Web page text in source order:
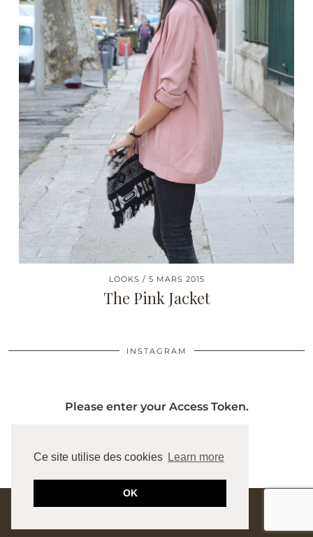
Ce site utilise des cookies Learn more
OK
LOOKS 5 MARS 2015
The Pink Jacket
INSTAGRAM
Please enter your Access Token.